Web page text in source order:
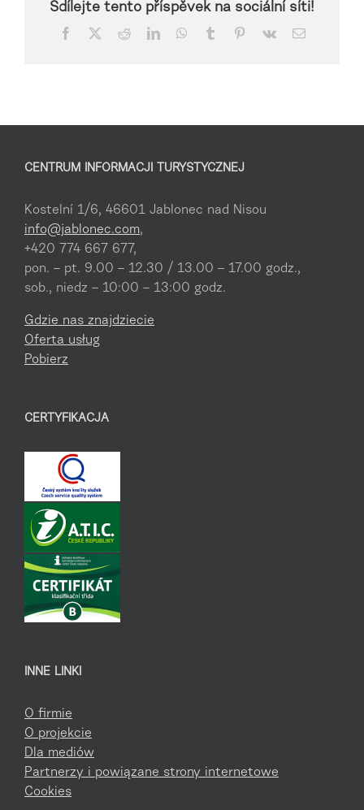
Sdílejte tento příspěvek na sociální síti!
Facebook RedditLinkedInWhatsApp
Tumblr Pinterest
Vk Email
CENTRUM INFORMACJI TURYSTYCZNEJ
Kostelní 1/6, 46601 Jablonec nad Nisou
info@jablonec.com,
+420 774 667 677,
pon. – pt. 9.00 – 12.30 / 13.00 – 17.00 godz.,
sob., niedz – 10:00 – 13:00 godz.
Gdzie nas znajdziecie
Oferta usług
Pobierz
CERTYFIKACJA
INNE LINKI
O firmie
O projekcie
Dla mediów
Partnerzy i powiązane strony internetowe
Cookies